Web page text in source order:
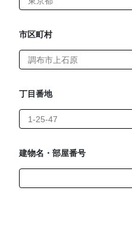
お問い合わせ
市区町村
丁目番地
建物名・部屋番号